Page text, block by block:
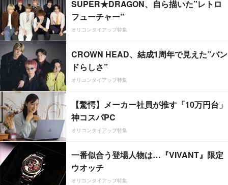
SUPER★DRAGON、自ら描いた”レトロ
フューチャー”
オリコンタイアップ特集
CROWN HEAD、結成1周年で見えた”バン
ドらしさ”
オリコンタイアップ特集
【驚愕】メーカー社員が推す「10万円台」
神コスパPC
オリコンタイアップ特集
一番似合う登場人物は…『VIVANT』限定
ウオッチ
オリコンタイアップ特集